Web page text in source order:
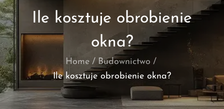
Ile kosztuje obrobienie
okna?
Home
Budownictwo
Ile kosztuje obrobienie okna?